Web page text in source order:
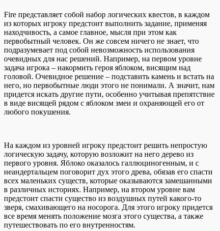
Fire представляет собой набор логических квестов, в каждом
из которых игроку предстоит выполнить задание, применяя
находчивость, а самое главное, мысля при этом как
первобытный человек. Он же совсем ничего не знает, что
подразумевает под собой невозможность использования
очевидных для нас решений. Например, на первом уровне
задача игрока – накормить героя яблоком, висящим над
головой. Очевидное решение – подставить камень и встать на
него, но первобытные люди этого не понимали. А значит, нам
придется искать другие пути, особенно учитывая препятствие
в виде висящей рядом с яблоком змеи и охраняющей его от
любого покушения.
На каждом из уровней игроку предстоит решить непростую
логическую задачу, которую возложит на него дерево из
первого уровня. Яблоко оказалось галлюциногенным, и с
неандертальцем поговорит дух этого древа, обязав его спасти
всех маленьких существ, которые оказываются замешанными
в различных историях. Например, на втором уровне вам
предстоит спасти существо из воздушных путей какого-то
зверя, смахивающего на носорога. Для этого игроку придется
все время менять положение мозга этого существа, а также
путешествовать по его внутренностям.